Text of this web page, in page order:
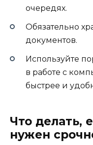
очередях.
Обязательно
документов.
Используйте
в работе с
быстрее и
Что делать,
нужен